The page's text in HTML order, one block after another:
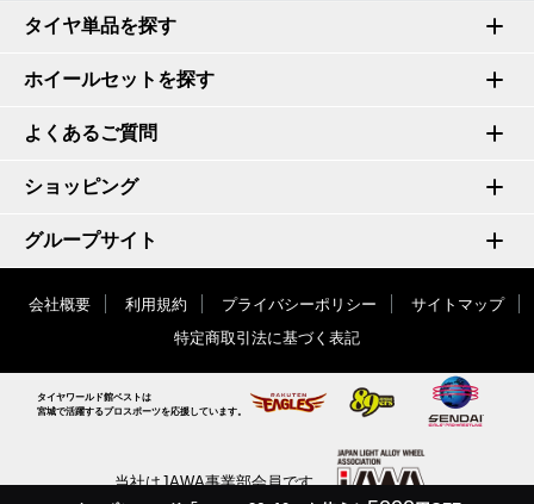
タイヤ単品を探す
ホイールセットを探す
よくあるご質問
ショッピング
グループサイト
会社概要 利用規約 プライバシーポリシー
サイトマップ
特定商取引法に基づく表記
タイヤワールド館ベストは
宮城で活躍するプロスポーツを応援しています。
当社はJAWA事業部会員です